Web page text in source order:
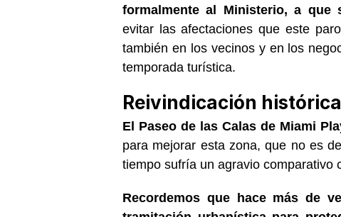
formalmente al Ministerio, a que
evitar las afectaciones que este
también en los vecinos y en los
temporada turística.
Reivindicación histórica
El Paseo de las Calas de Miami
para mejorar esta zona, que no es
tiempo sufría un agravio comparativo
Recordemos que hace más de